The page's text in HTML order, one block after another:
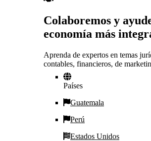
Colaboremos y
economía más
Aprenda de expertos en temas
contables, financieros, de
Países
Guatemala
Perú
Estados Unidos